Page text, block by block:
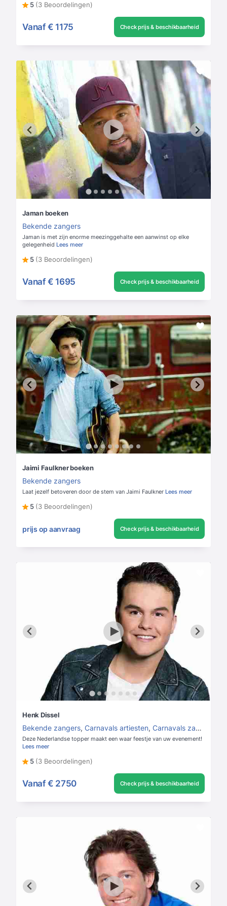
5 (3 Beoordelingen)
Vanaf € 1175 Check prijs & beschikbaarheid
Jaman boeken
Bekende zangers
Jaman is met zijn enorme meezinggehalte een aanwinst op elke
gelegenheid Lees meer
5 (3 Beoordelingen)
Vanaf € 1695 Check prijs & beschikbaarheid
Jaimi Faulkner boeken
Bekende zangers
Laat jezelf betoveren door de stem van Jaimi Faulkner Lees meer
5 (3 Beoordelingen)
prijs op aanvraag Check prijs & beschikbaarheid
Henk Dissel
Bekende zangers, Carnavals artiesten, Carnavals zangers
Deze Nederlandse topper maakt een waar feestje van uw evenement!
Lees meer
5 (3 Beoordelingen)
Vanaf € 2750 Check prijs & beschikbaarheid